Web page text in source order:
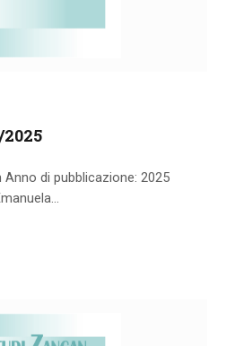
Anno di pubblicazione: 2025